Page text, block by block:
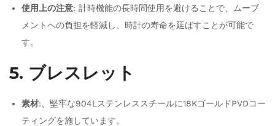
使用上の注意: 計時機能の長時間使用を避けることで、ムーブ
メントへの負担を軽減し、時計の寿命を延ばすことが可能で
す。
5. ブレスレット
素材:、堅牢な904Lステンレススチールに18KゴールドPVDコー
ティングを施しています。